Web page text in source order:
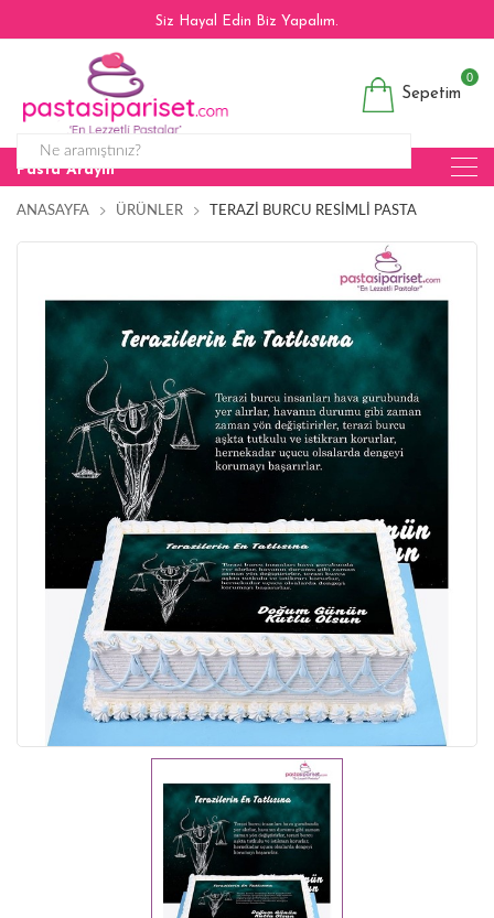
Siz Hayal Edin Biz Yapalım.
Sepetim
0
Pasta Arayın
ANASAYFA ÜRÜNLER TERAZI BURCU RESIMLI PASTA